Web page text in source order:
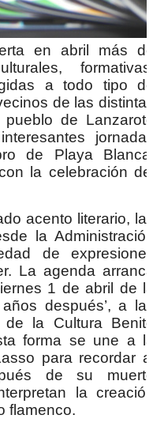
en abril más
a todo tipo
de las
de
de Playa
la celebración
acento literario,
la
de
La agenda
1 de abril de
después’, a
la Cultura
forma se une a
para recordar
de su
la
flamenco.